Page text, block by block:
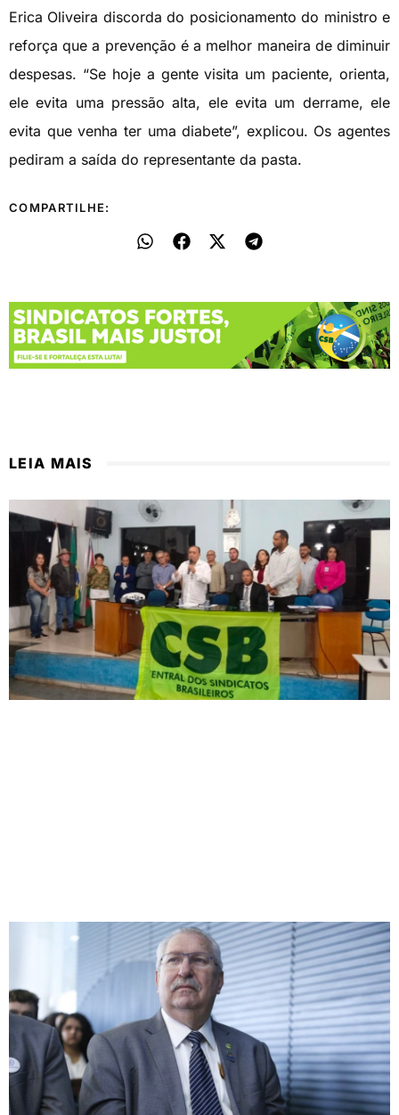
Erica Oliveira discorda do posicionamento do ministro e
reforça que a prevenção é a melhor maneira de diminuir
despesas. “Se hoje a gente visita um paciente, orienta,
ele evita uma pressão alta, ele evita um derrame, ele
evita que venha ter uma diabete”, explicou. Os agentes
pediram a saída do representante da pasta.
COMPARTILHE:
LEIA MAIS